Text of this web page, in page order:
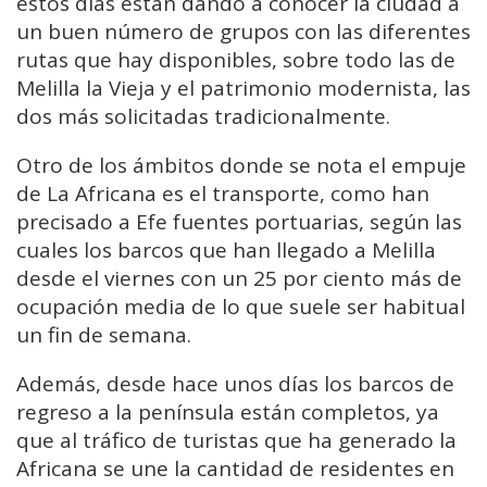
un buen número de grupos con las diferentes
rutas que hay disponibles, sobre todo las de
Melilla la Vieja y el patrimonio modernista, las
dos más solicitadas tradicionalmente.
Otro de los ámbitos donde se nota el empuje
de La Africana es el transporte, como han
precisado a Efe fuentes portuarias, según las
cuales los barcos que han llegado a Melilla
desde el viernes con un 25 por ciento más de
ocupación media de lo que suele ser habitual
un fin de semana.
Además, desde hace unos días los barcos de
regreso a la península están completos, ya
que al tráfico de turistas que ha generado la
Africana se une la cantidad de residentes en